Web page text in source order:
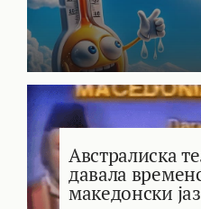
Австралиска
давала
македонски